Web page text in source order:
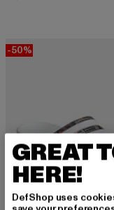
-50%
GREAT
HERE!
DefShop uses